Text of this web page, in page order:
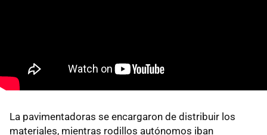
La pavimentadoras se encargaron de distribuir los
materiales, mientras rodillos autónomos iban